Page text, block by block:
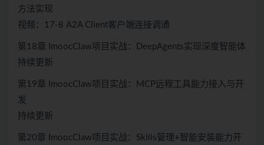
方法实现
视频：17-8 A2A Client客户端连接调通
第18章 ImoocClaw项目实战：DeepAgents实现深度智能体
持续更新
第19章 ImoocClaw项目实战：MCP远程工具能力接入与开
发
持续更新
第20章 ImoocClaw项目实战：Skills管理+智能安装能力开